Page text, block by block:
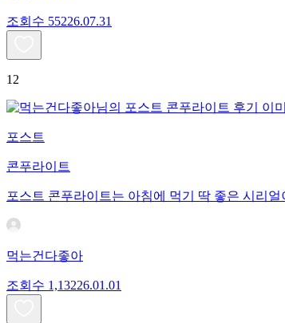
조회수 55226.07.31
12
포스트
콘푸라이트
포스트 콘푸라이트는 아침에 먹기 딱 좋은 시리
먹는건다좋아
조회수 1,13226.01.01